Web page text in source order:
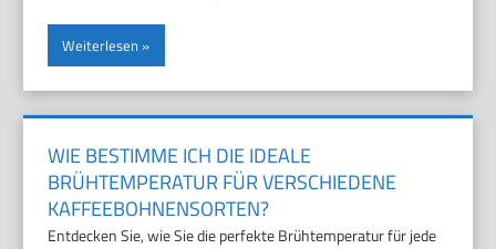
Weiterlesen
WIE BESTIMME ICH DIE IDEALE
BRÜHTEMPERATUR FÜR VERSCHIEDENE
KAFFEEBOHNENSORTEN?
Entdecken Sie, wie Sie die perfekte Brühtemperatur für jede